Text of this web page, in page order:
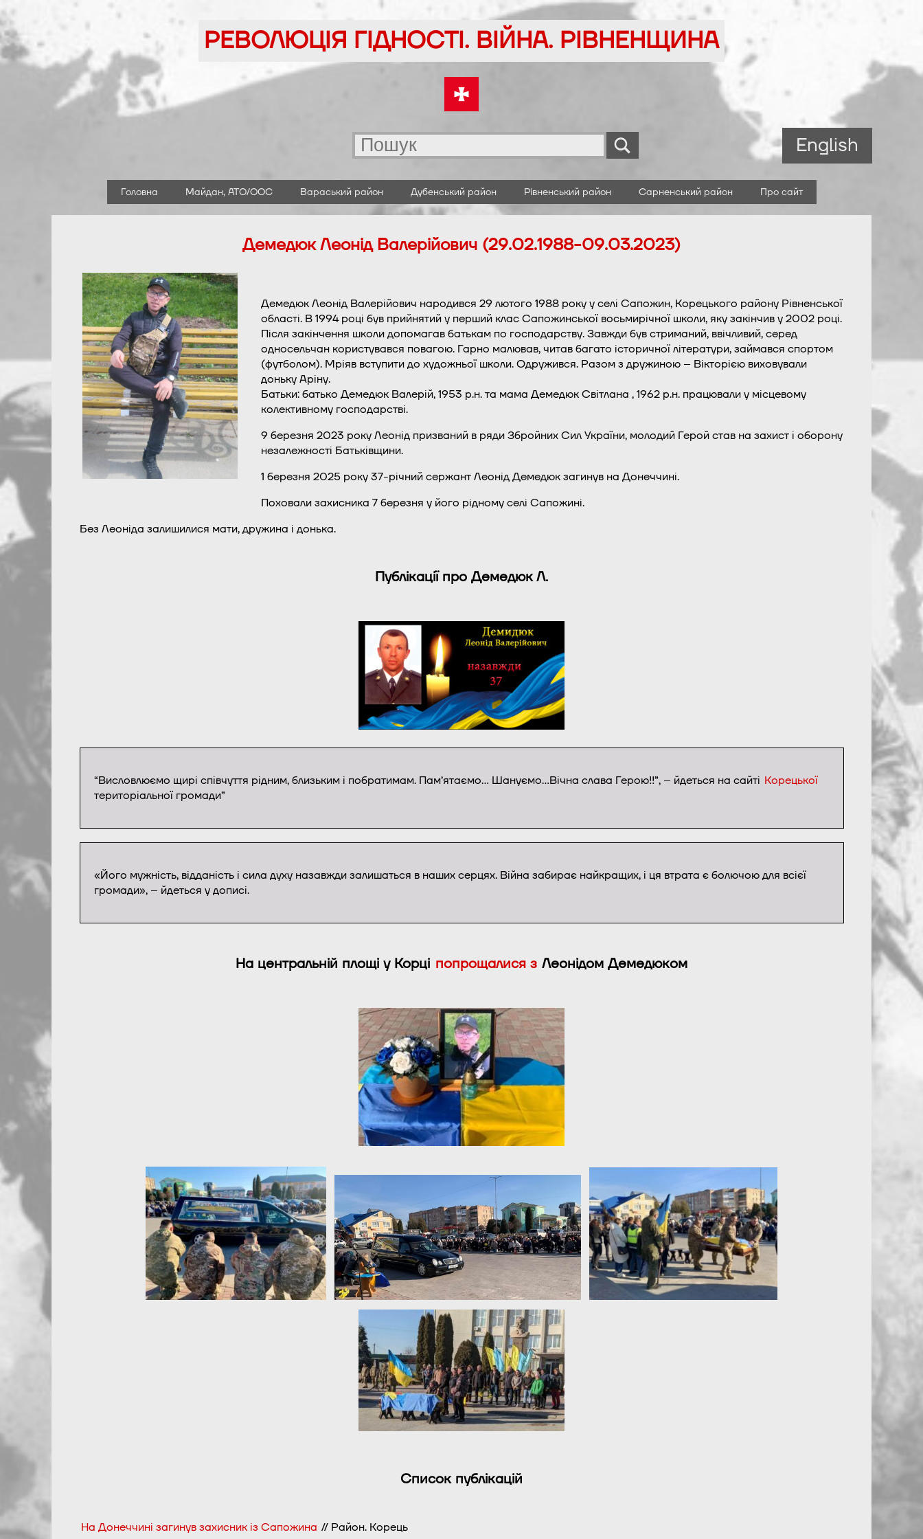
Перейти
до
вмісту
РЕВОЛЮЦІЯ ГІДНОСТІ. ВІЙНА. РІВНЕНЩИНА
English
Головна Майдан, АТО/ООС Вараський район Дубенський район Рівненський район Сарненський район Про сайт
Демедюк Леонід Валерійович (29.02.1988-09.03.2023)
Демедюк Леонід Валерійович народився 29 лютого 1988 року у селі Сапожин, Корецького району Рівненської
області. В 1994 році був прийнятий у перший клас Сапожинської восьмирічної школи, яку закінчив у 2002 році.
Після закінчення школи допомагав батькам по господарству. Завжди був стриманий, ввічливий, серед
односельчан користувався повагою. Гарно малював, читав багато історичної літератури, займався спортом
(футболом). Мріяв вступити до художньої школи. Одружився. Разом з дружиною – Вікторією виховували
доньку Аріну.
Батьки: батько Демедюк Валерій, 1953 р.н. та мама Демедюк Світлана , 1962 р.н. працювали у місцевому
колективному господарстві.
9 березня 2023 року Леонід призваний в ряди Збройних Сил України, молодий Герой став на захист і оборону
незалежності Батьківщини.
1 березня 2025 року 37-річний сержант Леонід Демедюк загинув на Донеччині.
Поховали захисника 7 березня у його рідному селі Сапожині.
Без Леоніда залишилися мати, дружина і донька.
Публікації про Демедюк Л.
“Висловлюємо щирі співчуття рідним, близьким і побратимам. Пам’ятаємо… Шануємо…Вічна слава Герою!!”, – йдеться на сайті Корецької
територіальної громади”
«Його мужність, відданість і сила духу назавжди залишаться в наших серцях. Війна забирає найкращих, і ця втрата є болючою для всієї
громади», – йдеться у дописі.
На центральній площі у Корці попрощалися з Леонідом Демедюком
Список публікацій
На Донеччині загинув захисник із Сапожина // Район. Корець